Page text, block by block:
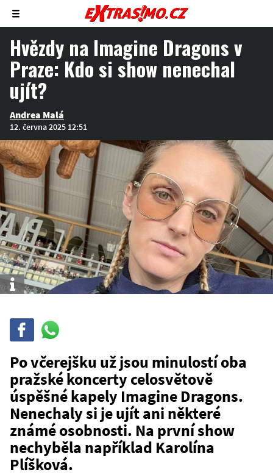
Zobrazit/skrýt
menu
Hvězdy na Imagine Dragons v
Praze: Kdo si show nenechal
ujít?
Andrea Malá
12. června 2025 12:51
Info
Sdílej
WhatsAppu
Po včerejšku už jsou minulostí oba
pražské koncerty celosvětově
úspěšné kapely Imagine Dragons.
Nenechaly si je ujít ani některé
známé osobnosti. Na první show
nechyběla například Karolína
Plíšková.